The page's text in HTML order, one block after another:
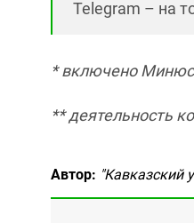
Telegram – на
* включено
** деятельность
Автор: "Кавказский